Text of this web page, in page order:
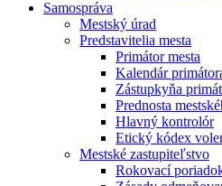
Samospráva
Mestský úrad
Predstavitelia mesta
Primátor mesta
Kalendár
Zástupkyňa
Prednosta
Hlavný kontrolór
Etický kódex
Mestské zastupiteľstvo
Rokovací